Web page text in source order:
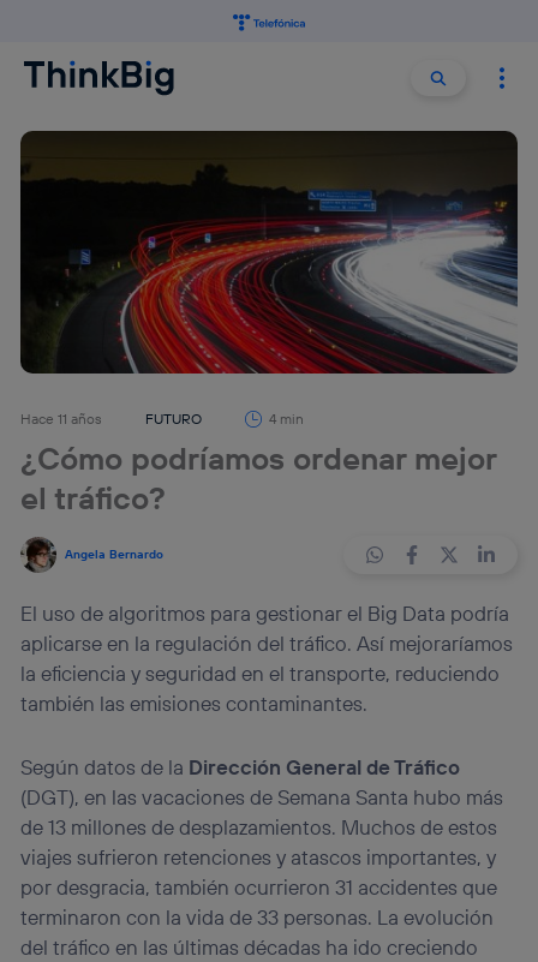
Buscar
Hace 11 años FUTURO 4 min
¿Cómo podríamos ordenar mejor
el tráfico?
Angela Bernardo
El uso de algoritmos para gestionar el Big Data podría
aplicarse en la regulación del tráfico. Así mejoraríamos
la eficiencia y seguridad en el transporte, reduciendo
también las emisiones contaminantes.
Según datos de la Dirección General de Tráfico
(DGT), en las vacaciones de Semana Santa hubo más
de 13 millones de desplazamientos. Muchos de estos
viajes sufrieron retenciones y atascos importantes, y
por desgracia, también ocurrieron 31 accidentes que
terminaron con la vida de 33 personas. La evolución
del tráfico en las últimas décadas ha ido creciendo